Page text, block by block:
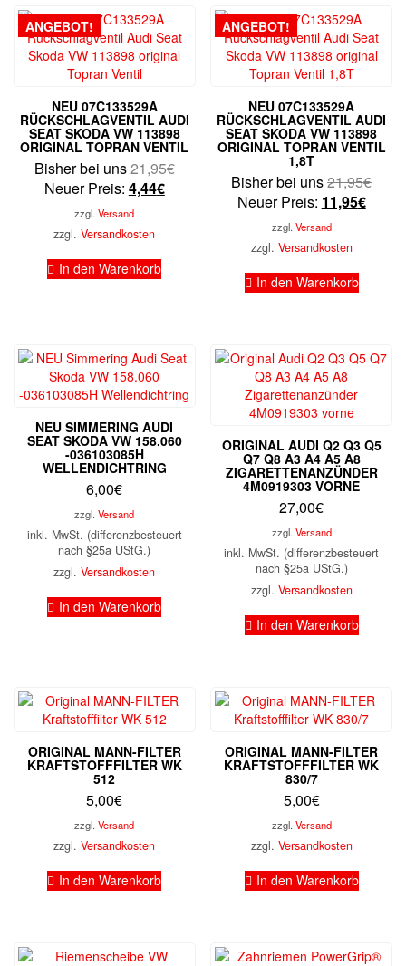
ANGEBOT!
NEU 07C133529A
RÜCKSCHLAGVENTIL AUDI
SEAT SKODA VW 113898
ORIGINAL TOPRAN VENTIL
Bisher bei uns21,95€Ursprünglicher
Neuer Preis: 4,44€Aktueller
zzgl.Versand
zzgl.Versandkosten
In den Warenkorb
ANGEBOT!
NEU 07C133529A
RÜCKSCHLAGVENTIL AUDI
SEAT SKODA VW 113898
ORIGINAL TOPRAN VENTIL
1,8T
Bisher bei uns21,95€
Neuer Preis: 11,95€
zzgl. Versand
zzgl. Versandkosten
In den Warenkorb
NEU SIMMERING AUDI
SEAT SKODA VW 158.060
-036103085H
WELLENDICHTRING
6,00€
zzgl.Versand
inkl. MwSt. (differenzbesteuert
nach §25a UStG.)
zzgl.Versandkosten
In den Warenkorb
ORIGINAL AUDI Q2 Q3 Q5
Q7 Q8 A3 A4 A5 A8
ZIGARETTENANZÜNDER
4M0919303 VORNE
27,00€
zzgl. Versand
inkl. MwSt. (differenzbesteuert
nach §25a UStG.)
zzgl. Versandkosten
In den Warenkorb
ORIGINAL MANN-FILTER
KRAFTSTOFFFILTER WK
512
5,00€
zzgl.Versand
zzgl.Versandkosten
In den Warenkorb
ORIGINAL MANN-FILTER
KRAFTSTOFFFILTER WK
830/7
5,00€
zzgl. Versand
zzgl. Versandkosten
In den Warenkorb